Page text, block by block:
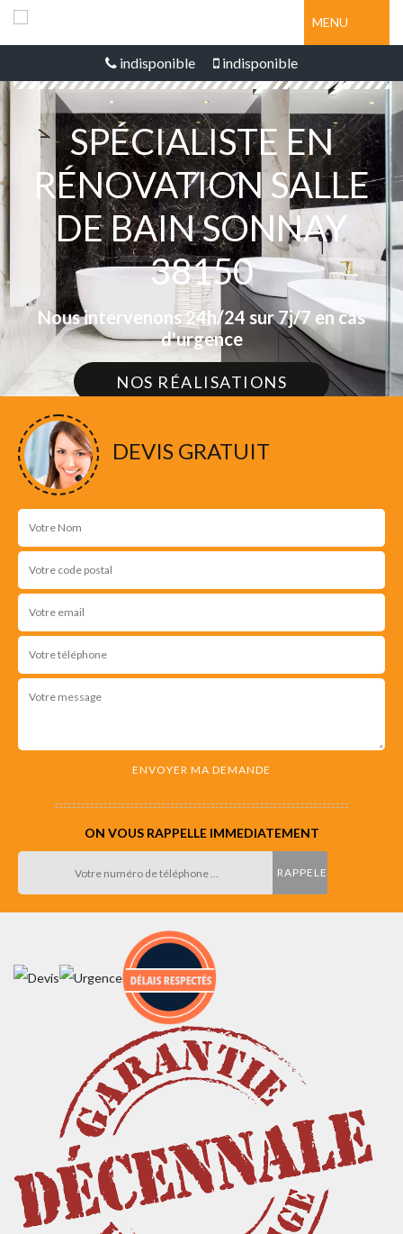
MENU
indisponible indisponible
SPÉCIALISTE EN
RÉNOVATION SALLE
DE BAIN SONNAY
38150
Nous intervenons 24h/24 sur 7j/7 en cas
d'urgence
NOS RÉALISATIONS
DEVIS GRATUIT
ON VOUS RAPPELLE IMMEDIATEMENT